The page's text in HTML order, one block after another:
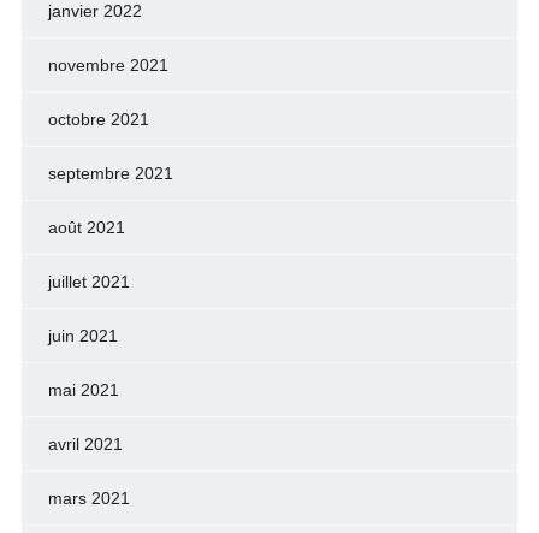
janvier 2022
novembre 2021
octobre 2021
septembre 2021
août 2021
juillet 2021
juin 2021
mai 2021
avril 2021
mars 2021